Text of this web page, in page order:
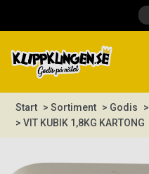
Start > Sortiment > Godis
> VIT KUBIK 1,8KG KARTONG